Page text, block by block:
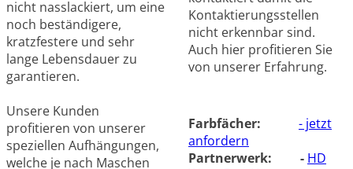
nicht nasslackiert, um eine
noch beständigere,
kratzfestere und sehr
lange Lebensdauer zu
garantieren.
Unsere Kunden
profitieren von unserer
speziellen Aufhängungen,
welche je nach Maschen
Kontaktierungsstellen
nicht erkennbar sind.
Auch hier profitieren Sie
von unserer Erfahrung.
Farbfächer:
- jetzt
anfordern
Partnerwerk: - HD